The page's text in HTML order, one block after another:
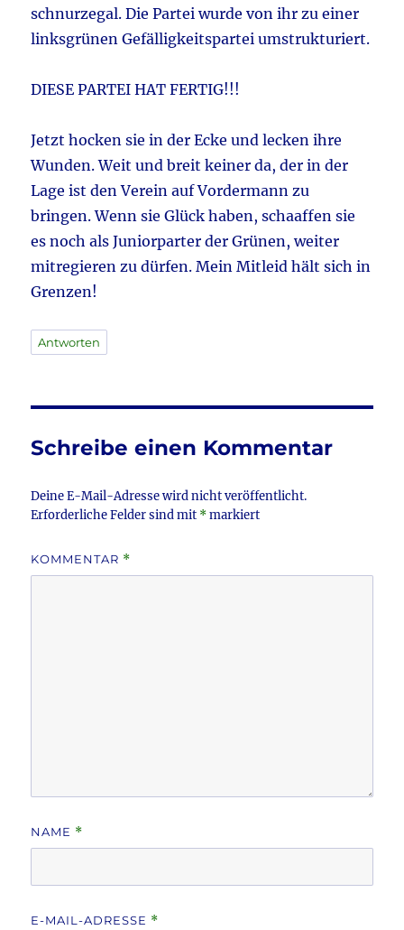
schnurzegal. Die Partei wurde von ihr zu einer
linksgrünen Gefälligkeitspartei umstrukturiert.
DIESE PARTEI HAT FERTIG!!!
Jetzt hocken sie in der Ecke und lecken ihre
Wunden. Weit und breit keiner da, der in der
Lage ist den Verein auf Vordermann zu
bringen. Wenn sie Glück haben, schaaffen sie
es noch als Juniorparter der Grünen, weiter
mitregieren zu dürfen. Mein Mitleid hält sich in
Grenzen!
Antworten
Schreibe einen Kommentar
Deine E-Mail-Adresse wird nicht veröffentlicht.
Erforderliche Felder sind mit *markiert
KOMMENTAR *
NAME *
E-MAIL-ADRESSE *